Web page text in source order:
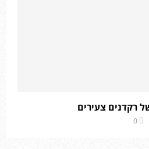
רקדנים צעירים
0